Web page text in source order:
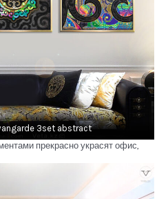
3set abstract
прекрасно украсят офис,